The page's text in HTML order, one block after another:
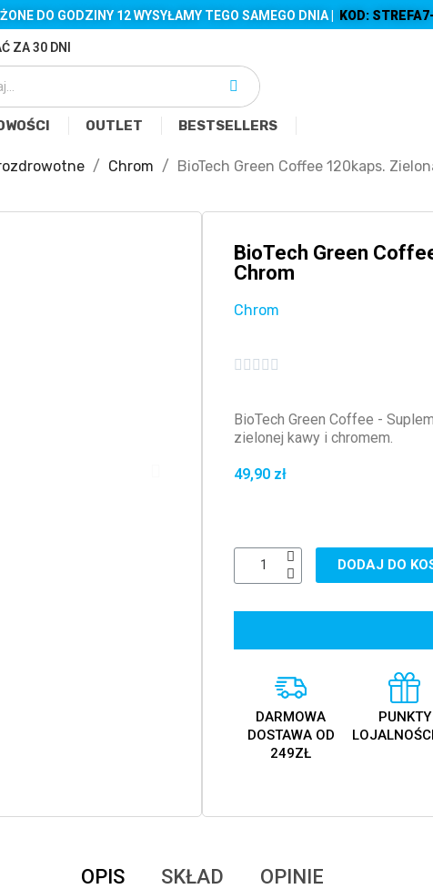
DO GODZINY 12 WYSYŁAMY TEGO SAMEGO DNIA | KOD:
ZA 30 DNI
OUTLET BESTSELLERS
Chrom BioTech Green Coffee 120kaps.
BioTech Green
Chrom
Chrom
    
BioTech Green Coffee -
zielonej kawy i chromem.
49,90 zł
DODAJ DO
DARMOWA
DOSTAWA OD
249ZŁ
PUNKTY
OPIS SKŁAD OPINIE